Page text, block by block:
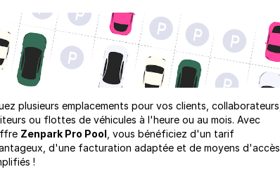
plusieurs emplacements pour vos clients, collaborateurs,
ou flottes de véhicules à l'heure ou au mois. Avec
Zenpark Pro Pool , vous bénéficiez d'un tarif
d'une facturation adaptée et de moyens d'accès
!